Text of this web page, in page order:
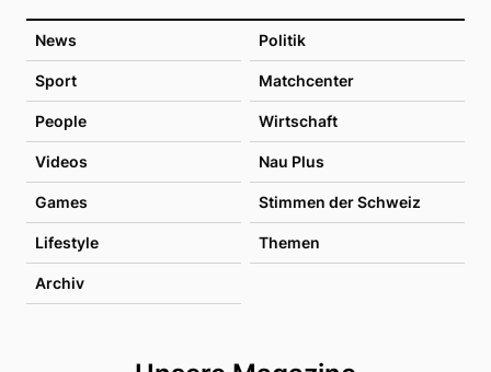
News Politik
Sport Matchcenter
People Wirtschaft
Videos Nau Plus
Games Stimmen der Schweiz
Lifestyle Themen
Archiv